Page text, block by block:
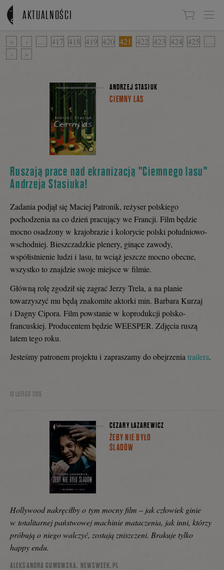
Linki do przejścia
AKTUALNOŚCI
« ‹ … 417 418 419 420 421 422 423 424 425
…
›
»
ANDRZEJ STASIUK
CIEMNY LAS
Ruszają prace nad ekranizacją "Ciemnego lasu"
Andrzeja Stasiuka!
Zadania podjął się Maciej Patronik, reżyser polskiego
pochodzenia na co dzień pracujący we Francji. Film będzie
mocno osadzony w krajobrazie i kolorycie polski południowo-
wschodniej. Bieszczadzkie plenery, ginące zawody,
współistnienie ludzi i lasu, tu wciąż jeszcze mocno obecne,
wszystko to znajdzie swoje miejsce w filmie.
Główną rolę zgodził się zagrać Jerzy Trela, a na planie
towarzyszyć mu będą znakomite aktorki min. Barbara Kurzaj
i Dagny Cipora. Film powstanie w koprodukcji polsko-
francuskiej. Producentem będzie WEESPER. Zdjęcia ruszą
latem tego roku.
Jesteśmy patronem projektu i zapraszamy do obejrzenia trailera.
10 LUTEGO 2016
CEZARY ŁAZAREWICZ
ŻEBY NIE BYŁO
ŚLADÓW
Hollywood nakręciłby o tym mocny film – jak człowiek ginie
w totalitarnej państwowej machinie mataczenia, jak inni, którzy
próbują o niego walczyć, zostają zniszczeni. Brakuje tylko
happy endu.
ALEKSANDRA GUMOWSKA, NEWSWEEK.PL